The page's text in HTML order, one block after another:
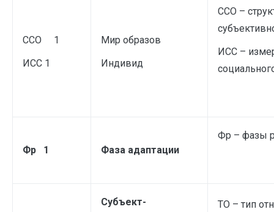
ССО 1
ИСС 1
Мир образов
Индивид
ССО –
ИСС –
Фр 1 Фаза адаптации
Фр – фазы
Субъект-
ТО – тип